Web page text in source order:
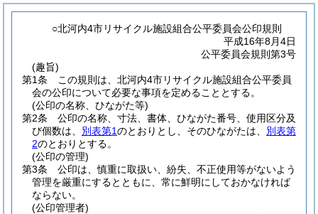
○北河内4市リサイクル施設組合公平委員会公印規則
平成16年8月4日
公平委員会規則第3号
(趣旨)
第1条
この規則は、北河内4市リサイクル施設組合公平委員
会の公印について必要な事項を定めることとする。
(公印の名称、ひながた等)
第2条
公印の名称、寸法、書体、ひながた番号、使用区分及
び個数は、 別表第1のとおりとし、そのひながたは、 別表第
2のとおりとする。
(公印の管理)
第3条
公印は、慎重に取扱い、紛失、不正使用等がないよう
管理を厳重にするとともに、常に鮮明にしておかなければ
ならない。
(公印管理者)